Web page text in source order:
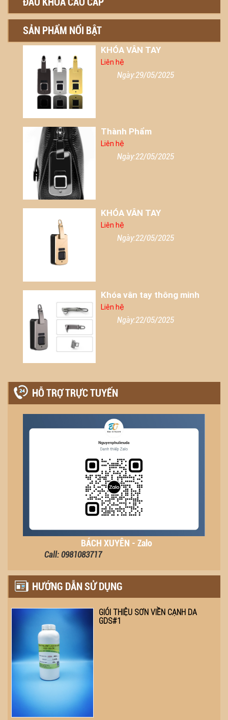
SẢN PHẨM NỔI BẬT
KHÓA VÂN TAY
Liên hệ
Ngày:29/05/2025
Thành Phẩm
Liên hệ
Ngày:22/05/2025
KHÓA VÂN TAY
Liên hệ
Ngày:22/05/2025
Khóa vân tay thông minh
Liên hệ
Ngày:22/05/2025
HỖ TRỢ TRỰC TUYẾN
BÁCH XUYÊN - Zalo
Call: 0981083717
HƯỚNG DẪN SỬ DỤNG
GIÓI THIỆU SƠN VIỀN CẠNH DA
GDS#1